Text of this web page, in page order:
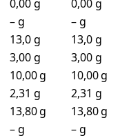
0,00 g
0,00 g
– g
– g
13,0 g
13,0 g
3,00 g
3,00 g
10,00 g
10,00 g
2,31 g
2,31 g
13,80 g
13,80 g
– g
– g